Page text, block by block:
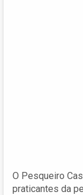
O Pesqueiro
praticantes da